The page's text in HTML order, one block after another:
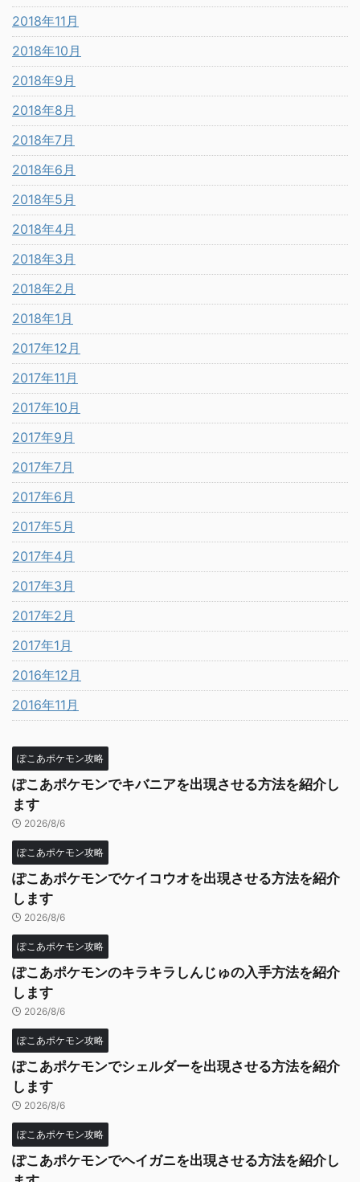
2018年11月
2018年10月
2018年9月
2018年8月
2018年7月
2018年6月
2018年5月
2018年4月
2018年3月
2018年2月
2018年1月
2017年12月
2017年11月
2017年10月
2017年9月
2017年7月
2017年6月
2017年5月
2017年4月
2017年3月
2017年2月
2017年1月
2016年12月
2016年11月
ぽこあポケモン攻略
ぽこあポケモンでキバニアを出現させる方法を紹介し
ます
2026/8/6
ぽこあポケモン攻略
ぽこあポケモンでケイコウオを出現させる方法を紹介
します
2026/8/6
ぽこあポケモン攻略
ぽこあポケモンのキラキラしんじゅの入手方法を紹介
します
2026/8/6
ぽこあポケモン攻略
ぽこあポケモンでシェルダーを出現させる方法を紹介
します
2026/8/6
ぽこあポケモン攻略
ぽこあポケモンでヘイガニを出現させる方法を紹介し